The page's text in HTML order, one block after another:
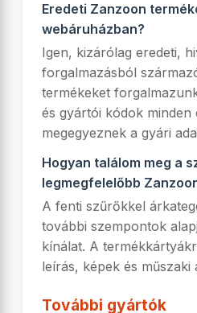
Eredeti Zanzoon
webáruházban?
Igen, kizárólag eredeti,
forgalmazásból
termékeket
és gyártói kódok minden
megegyeznek a gyári
Hogyan találom meg a
legmegfelelőbb
A fenti szűrőkkel
további szempontok
kínálat. A
leírás, képek és műszaki
További gyártók